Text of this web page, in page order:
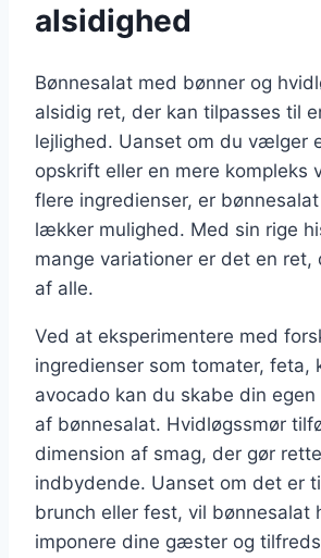
alsidighed
Bønnesalat med bønner og
alsidig ret, der kan tilpasses til
lejlighed. Uanset om du vælger
opskrift eller en mere kompleks
flere ingredienser, er
lækker mulighed. Med sin rige
mange variationer er det en ret,
af alle.
Ved at eksperimentere med
ingredienser som tomater, feta,
avocado kan du skabe din egen
af bønnesalat. Hvidløgssmør
dimension af smag, der gør
indbydende. Uanset om det er
brunch eller fest, vil bønnesalat
imponere dine gæster og